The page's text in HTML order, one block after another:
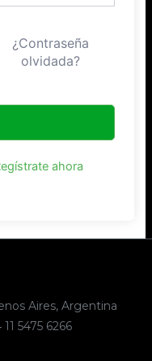
¿Contraseña
olvidada?
ahora
Aires, Argentina
11 5475 6266